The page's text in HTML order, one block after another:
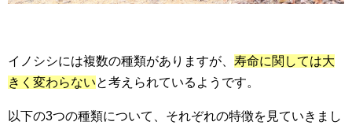
イノシシには複数の種類がありますが、 寿命に関しては大
きく変わらないと考えられているようです。
以下の3つの種類について、それぞれの特徴を見ていきまし